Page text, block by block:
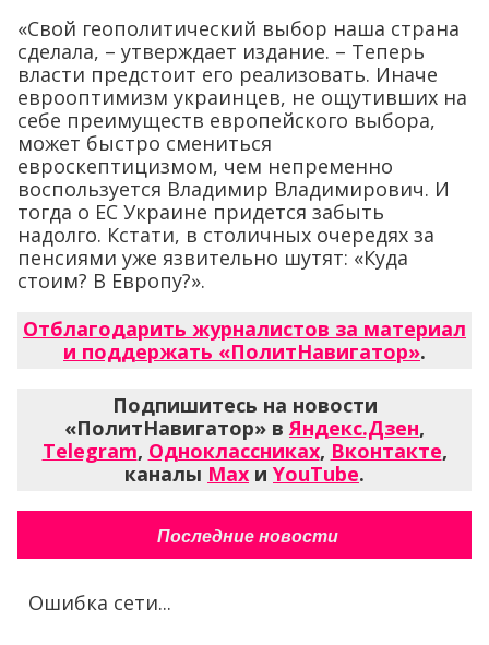
«Свой геополитический выбор наша страна
сделала, – утверждает издание. – Теперь
власти предстоит его реализовать. Иначе
еврооптимизм украинцев, не ощутивших на
себе преимуществ европейского выбора,
может быстро смениться
евроскептицизмом, чем непременно
воспользуется Владимир Владимирович. И
тогда о ЕС Украине придется забыть
надолго. Кстати, в столичных очередях за
пенсиями уже язвительно шутят: «Куда
стоим? В Европу?».
Отблагодарить журналистов за материал
и поддержать «ПолитНавигатор».
Подпишитесь на новости
«ПолитНавигатор» вЯндекс.Дзен,
Telegram, Одноклассниках, Вконтакте,
каналы Max и YouTube.
Последние новости
Ошибка сети...